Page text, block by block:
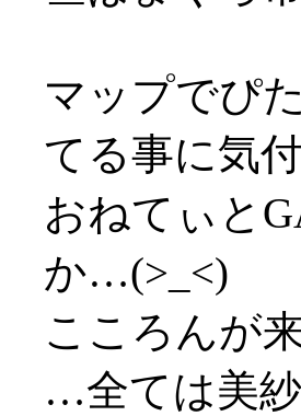
マップでぴ
てる事に気
おねてぃと
か…(>_<)
こころんが
…全ては美